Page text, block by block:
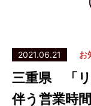
2021.06.21 お
三重県 「リ
伴う営業時